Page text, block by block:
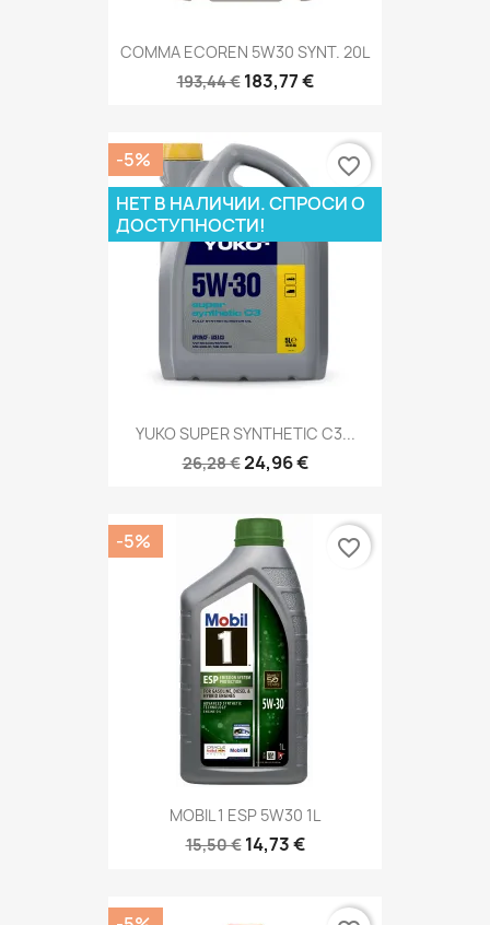
COMMA ECOREN 5W30 SYNT. 20L
193,44 € 183,77 €
YUKO SUPER SYNTHETIC C3...
26,28 €24,96 €
-5%
НЕТ В НАЛИЧИИ. СПРОСИ О
ДОСТУПНОСТИ!
favorite_border
MOBIL 1 ESP 5W30 1L
15,50 € 14,73 €
-5% favorite_border